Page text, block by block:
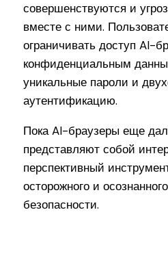
совершенствуются и
вместе с ними.
ограничивать доступ AI-
конфиденциальным
уникальные пароли и
аутентификацию.
Пока AI-браузеры еще
представляют собой
перспективный
осторожного и
безопасности.